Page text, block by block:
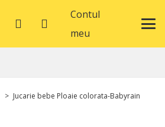
Contul
meu
> Jucarie bebe Ploaie colorata-Babyrain